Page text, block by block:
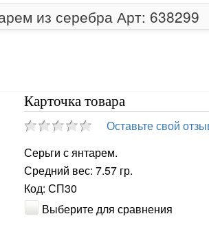
из серебра Арт: 638299
Карточка товара
Оставьте свой
Серьги с янтарем.
Средний вес: 7.57 гр.
Код: СП30
Выберите для сравнения